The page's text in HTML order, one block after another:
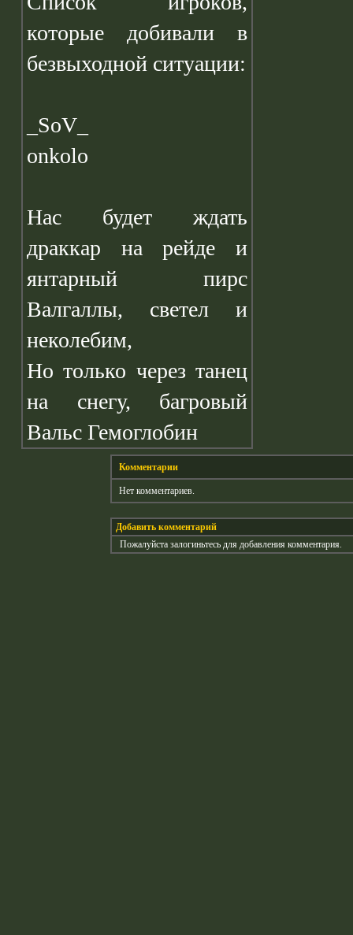
которые добивали в
безвыходной ситуации:
_SoV_
onkolo
Нас будет ждать
драккар на рейде и
янтарный пирс
Валгаллы, светел и
неколебим,
Но только через танец
на снегу, багровый
Вальс Гемоглобин
Комментарии
Нет комментариев.
Добавить комментарий
Пожалуйста залогиньтесь для добавления комментария.